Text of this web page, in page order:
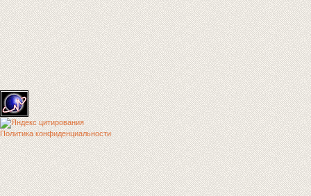
Политика конфиденциальности